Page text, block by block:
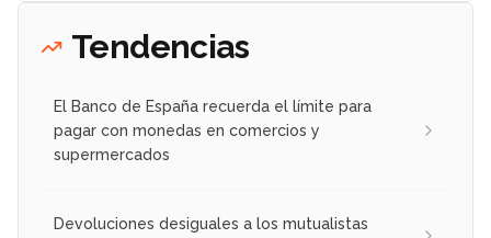
Tendencias
El Banco de España recuerda el límite para
pagar con monedas en comercios y
supermercados
Devoluciones desiguales a los mutualistas